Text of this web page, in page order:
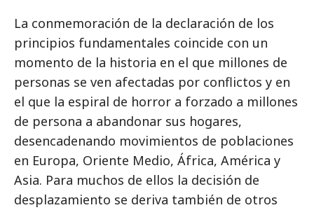
La conmemoración de la declaración de los
principios fundamentales coincide con un
momento de la historia en el que millones de
personas se ven afectadas por conflictos y en
el que la espiral de horror a forzado a millones
de persona a abandonar sus hogares,
desencadenando movimientos de poblaciones
en Europa, Oriente Medio, África, América y
Asia. Para muchos de ellos la decisión de
desplazamiento se deriva también de otros